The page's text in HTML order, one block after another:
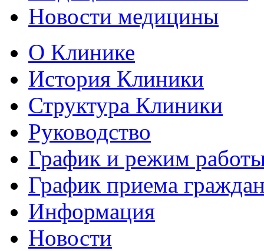
Новости медицины
О Клинике
История Клиники
Структура Клиники
Руководство
График и режим
График приема
Информация
Новости